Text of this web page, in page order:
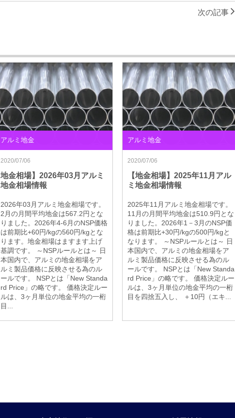
次の記事
アルミ地金
2020/07/06
地金相場】2026年03月アルミ
地金相場情報
2026年03月アルミ地金相場です。
2月の月間平均地金は567.2円とな
りました。2026年4-6月のNSP価格
は前期比+60円/kgの560円/kgとな
ります。地金相場はますます上げ
基調です。 ～NSPルールとは～ 日
本国内で、アルミの地金相場をア
ルミ製品価格に反映させる為のル
ールです。 NSPとは「New Standa
rd Price」の略です。 価格決定ルー
ルは、3ヶ月単位の地金平均の一桁
目...
アルミ地金
2020/07/06
【地金相場】2025年11月アル
ミ地金相場情報
2025年11月アルミ地金相場です。
11月の月間平均地金は510.9円とな
りました。2026年1－3月のNSP価
格は前期比+30円/kgの500円/kgと
なります。 ～NSPルールとは～ 日
本国内で、アルミの地金相場をア
ルミ製品価格に反映させる為のル
ールです。 NSPとは「New Standa
rd Price」の略です。 価格決定ルー
ルは、3ヶ月単位の地金平均の一桁
目を四捨五入し、 ＋10円（エキ...